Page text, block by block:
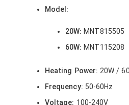
Model:
20W: MNT815505
60W: MNT115208
Heating Power: 20W /
Frequency: 50-60Hz
Voltage: 100-240V